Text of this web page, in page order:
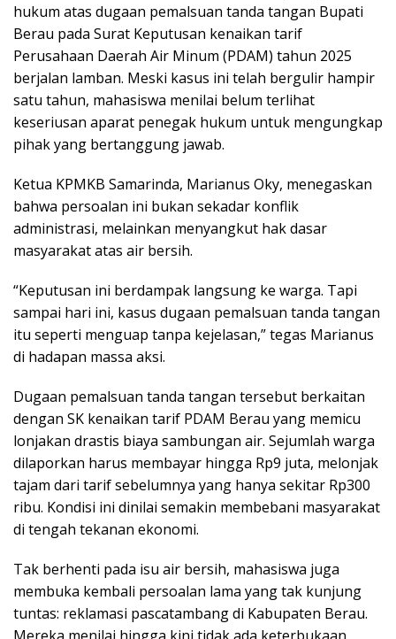
hukum atas dugaan pemalsuan tanda tangan Bupati
Berau pada Surat Keputusan kenaikan tarif
Perusahaan Daerah Air Minum (PDAM) tahun 2025
berjalan lamban. Meski kasus ini telah bergulir hampir
satu tahun, mahasiswa menilai belum terlihat
keseriusan aparat penegak hukum untuk mengungkap
pihak yang bertanggung jawab.
Ketua KPMKB Samarinda, Marianus Oky, menegaskan
bahwa persoalan ini bukan sekadar konflik
administrasi, melainkan menyangkut hak dasar
masyarakat atas air bersih.
“Keputusan ini berdampak langsung ke warga. Tapi
sampai hari ini, kasus dugaan pemalsuan tanda tangan
itu seperti menguap tanpa kejelasan,” tegas Marianus
di hadapan massa aksi.
Dugaan pemalsuan tanda tangan tersebut berkaitan
dengan SK kenaikan tarif PDAM Berau yang memicu
lonjakan drastis biaya sambungan air. Sejumlah warga
dilaporkan harus membayar hingga Rp9 juta, melonjak
tajam dari tarif sebelumnya yang hanya sekitar Rp300
ribu. Kondisi ini dinilai semakin membebani masyarakat
di tengah tekanan ekonomi.
Tak berhenti pada isu air bersih, mahasiswa juga
membuka kembali persoalan lama yang tak kunjung
tuntas: reklamasi pascatambang di Kabupaten Berau.